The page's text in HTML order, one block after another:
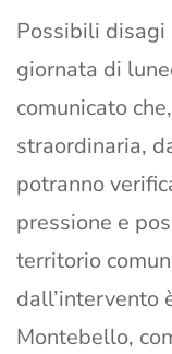
Possibili disagi
giornata di
comunicato
straordinaria,
potranno
pressione e
territorio
dall’intervento
Montebello,